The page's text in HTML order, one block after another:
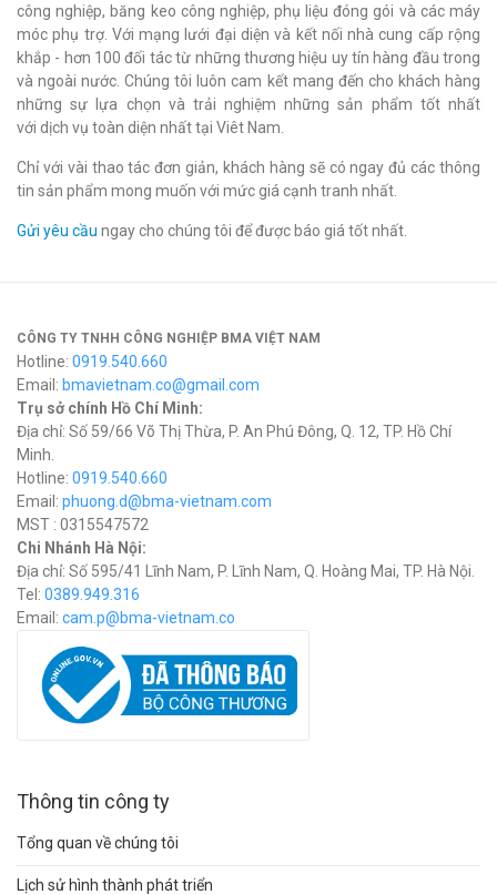
công nghiệp, băng keo công nghiệp, phụ liệu đóng gói và các máy
móc phụ trợ. Với mạng lưới đại diện và kết nối nhà cung cấp rộng
khắp - hơn 100 đối tác từ những thương hiệu uy tín hàng đầu trong
và ngoài nước. Chúng tôi luôn cam kết mang đến cho khách hàng
những sự lựa chọn và trải nghiệm những sản phẩm tốt nhất
với dịch vụ toàn diện nhất tại Viêt Nam.
Chỉ với vài thao tác đơn giản, khách hàng sẽ có ngay đủ các thông
tin sản phẩm mong muốn với mức giá cạnh tranh nhất.
Gửi yêu cầu ngay cho chúng tôi để được báo giá tốt nhất.
CÔNG TY TNHH CÔNG NGHIỆP BMA VIỆT NAM
Hotline: 0919.540.660
Email: bmavietnam.co@gmail.com
Trụ sở chính Hồ Chí Minh:
Địa chỉ: Số 59/66 Võ Thị Thừa, P. An Phú Đông, Q. 12, TP. Hồ Chí
Minh.
Hotline: 0919.540.660
Email: phuong.d@bma-vietnam.com
MST : 0315547572
Chi Nhánh Hà Nội:
Địa chỉ: Số 595/41 Lĩnh Nam, P. Lĩnh Nam, Q. Hoàng Mai, TP. Hà Nội.
Tel: 0389.949.316
Email: cam.p@bma-vietnam.co
Thông tin công ty
Tổng quan về chúng tôi
Lịch sử hình thành phát triển